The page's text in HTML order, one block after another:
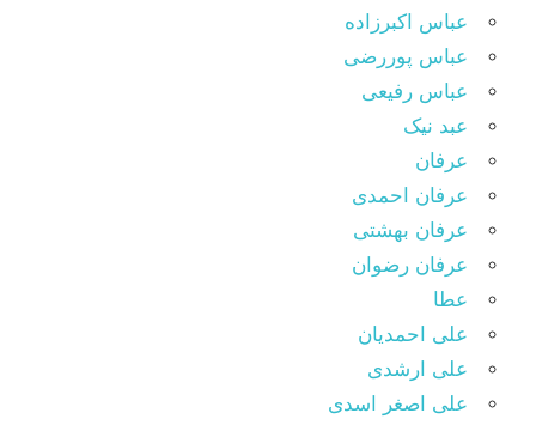
عباس اکبرزاده
عباس پوررضی
عباس رفیعی
عبد نیک
عرفان
عرفان احمدی
عرفان بهشتی
عرفان رضوان
عطا
علی احمدیان
علی ارشدی
علی اصغر اسدی